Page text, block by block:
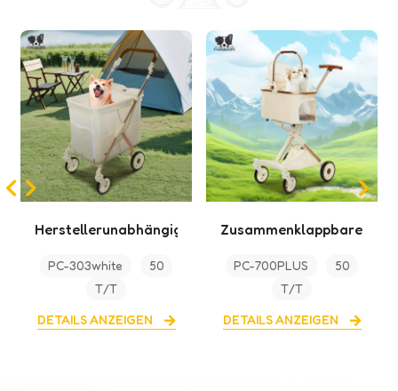
Zusammenklappbarer
Kinderwagen mit
kleinem Volumen und
großer Kapazität
PC-700PLUS
50
T/T
DETAILS ANZEIGEN
One-Touch-
Kinderwagen mit
Aufbewahrung
PC-303Pink
50
T/T
DETAILS ANZEIGEN